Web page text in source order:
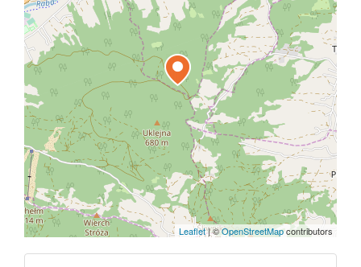
Leaflet|©OpenStreetMapcontributors